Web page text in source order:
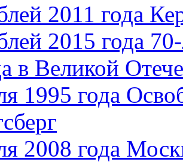
2011 года
2015 года
в Великой
1995 года
2008 года